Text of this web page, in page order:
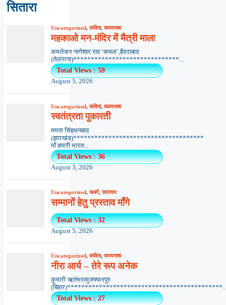
सितारा
Uncategorized,कविता,काव्यभाषा
महकाओ मन-मंदिर में मैत्री माला
कमलेकर नागेश्वर राव ‘कमल’,हैदराबाद
(तेलंगाना)******************************...
Total Views : 59
August 5, 2026
Uncategorized,कविता,काव्यभाषा
स्वतंत्रता पुकारती
ममता सिंहधनबाद
(झारखंड)*************************************
माँ हमारी भारत...
Total Views : 36
August 3, 2026
Uncategorized,खबरें,समाचार
सम्मानों हेतु प्रस्ताव माँगे
Total Views : 32
August 5, 2026
Uncategorized,कविता,काव्यभाषा
नीरा आर्य – तेरे रूप अनेक
कुमारी ऋतंभरामुजफ्फरपुर
Total Views : 27